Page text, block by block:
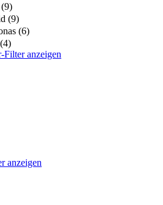
(9)
(9)
(6)
(4)
Filter anzeigen
anzeigen